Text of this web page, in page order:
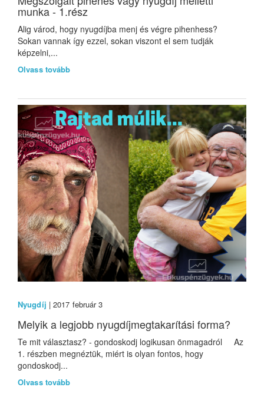
munka - 1.rész
Alig várod, hogy nyugdíjba menj és végre pihenhess?
Sokan vannak így ezzel, sokan viszont el sem tudják
képzelni,...
Olvass tovább
Nyugdíj | 2017 február 3
Melyik a legjobb nyugdíjmegtakarítási forma?
Te mit választasz? - gondoskodj logikusan önmagadról Az
1. részben megnéztük, miért is olyan fontos, hogy
gondoskodj...
Olvass tovább